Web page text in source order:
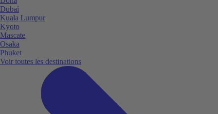
Dubaï
Kuala Lumpur
Kyoto
Mascate
Osaka
Phuket
Voir toutes les destinations